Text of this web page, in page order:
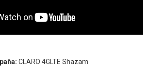
CLARO 4GLTE Shazam